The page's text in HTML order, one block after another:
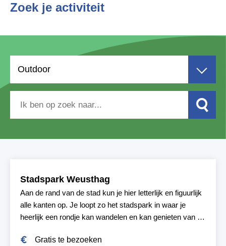
Zoek je activiteit
Outdoor
Stadspark Weusthag
Aan de rand van de stad kun je hier letterlijk en figuurlijk
alle kanten op. Je loopt zo het stadspark in waar je
heerlijk een rondje kan wandelen en kan genieten van de
Gratis te bezoeken